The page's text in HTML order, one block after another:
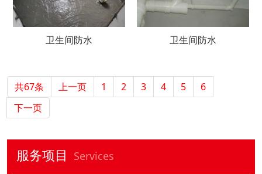
卫生间防水 卫生间防水
共67条 上一页 1 2 3 4 5
6
下一页
服务项目 Services